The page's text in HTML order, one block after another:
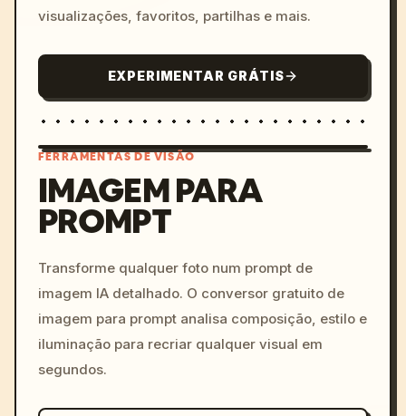
visualizações, favoritos, partilhas e mais.
EXPERIMENTAR GRÁTIS
colors, 8k --v 6.0
FERRAMENTAS DE VISÃO
IMAGEM PARA
PROMPT
Transforme qualquer foto num prompt de
imagem IA detalhado. O conversor gratuito de
imagem para prompt analisa composição, estilo e
iluminação para recriar qualquer visual em
segundos.